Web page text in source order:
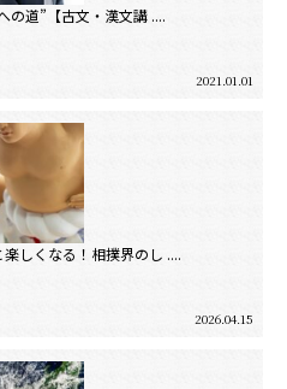
の道”【古文・漢文講 ....
2021.01.01
しくなる！相撲界のし ....
2026.04.15